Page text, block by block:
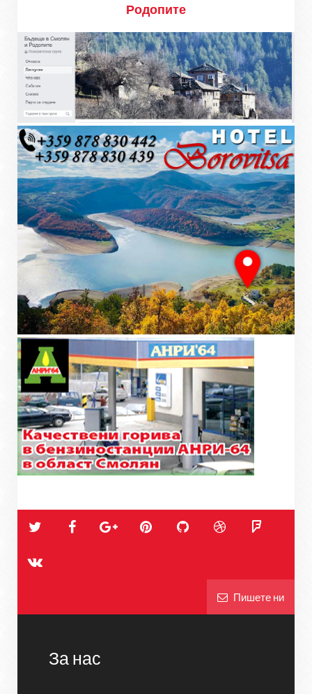
Родопите
Пишете ни
За нас